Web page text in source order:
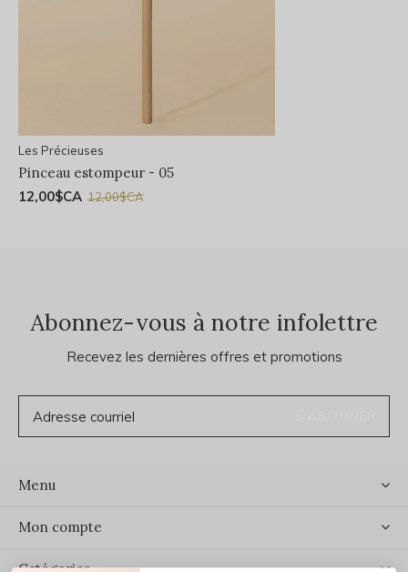
Les Précieuses
Pinceau estompeur - 05
12,00$CA 12,00$CA
Abonnez-vous à notre infolettre
Recevez les dernières offres et promotions
Menu
Mon compte